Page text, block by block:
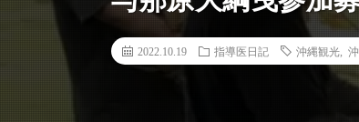
2022.10.19 指導医日記 沖縄観光